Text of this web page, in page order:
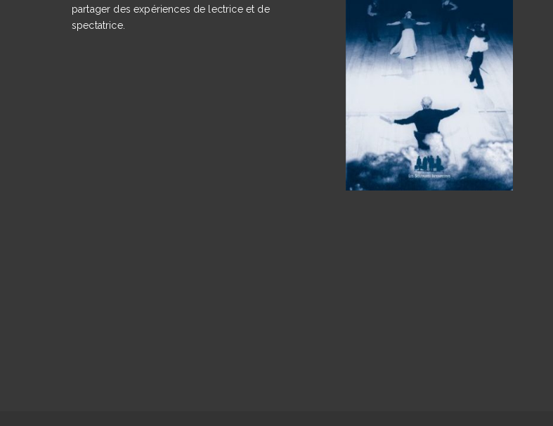
partager des expériences de lectrice et de
spectatrice.